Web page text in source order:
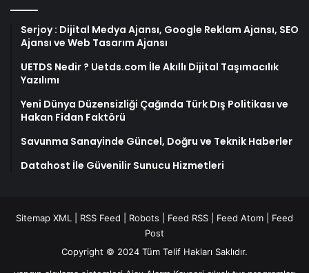
Serjoy : Dijital Medya Ajansı, Google Reklam Ajansı, SEO
Ajansı ve Web Tasarım Ajansı
UETDS Nedir ? Uetds.com İle Akıllı Dijital Taşımacılık
Yazılımı
Yeni Dünya Düzensizliği Çağında Türk Dış Politikası ve
Hakan Fidan Faktörü
Savunma Sanayinde Güncel, Doğru ve Teknik Haberler
Datahost İle Güvenilir Sunucu Hizmetleri
Sitemap XML RSS Feed Robots Feed RSS Feed Atom
Feed
Post
Copyright © 2024 Tüm Telif Hakları Saklıdır.